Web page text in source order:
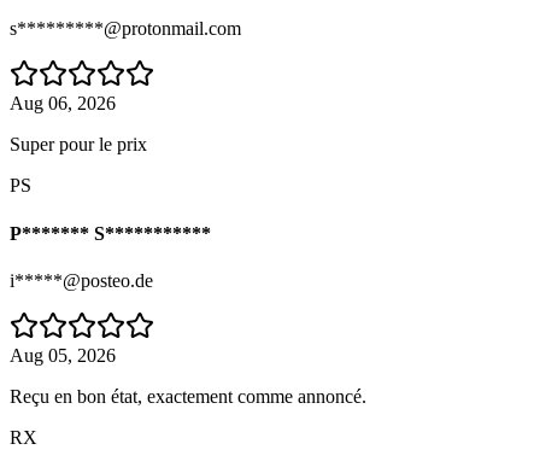
s*********@protonmail.com
Aug 06, 2026
Super pour le prix
PS
P******* S***********
i*****@posteo.de
Aug 05, 2026
Reçu en bon état, exactement comme annoncé.
RX